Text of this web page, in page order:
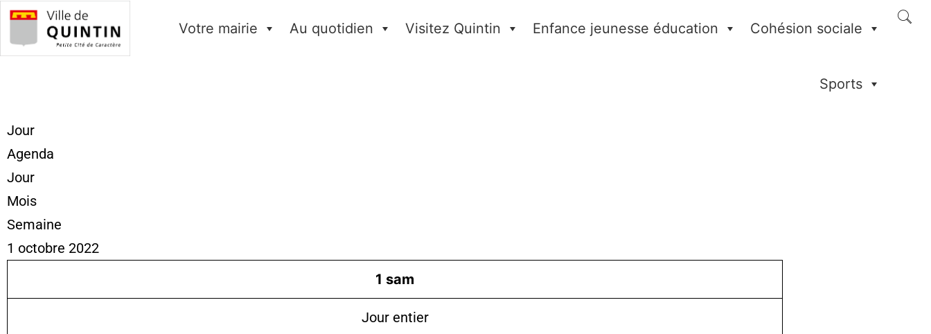
Votre mairie Au quotidien Visitez Quintin Enfance jeunesse éducation Cohésion sociale
Sports
Jour
Agenda
Jour
Mois
Semaine
1 octobre 2022
1 sam
Jour entier